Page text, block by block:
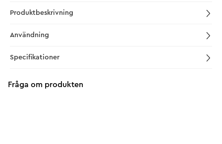
Produktbeskrivning
Användning
Specifikationer
Fråga om produkten